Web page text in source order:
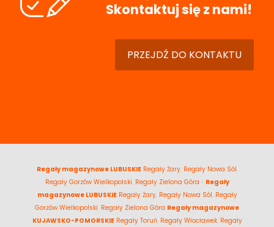
Skontaktuj się z nami!
PRZEJDŹ DO KONTAKTU
Regały magazynowe LUBUSKIE Regały Żary, Regały Nowa Sól
Regały Gorzów Wielkopolski Regały Zielona Góra • Regały
magazynowe LUBUSKIE Regały Żary, Regały Nowa Sól Regały
Gorzów Wielkopolski Regały Zielona Góra Regały magazynowe
KUJAWSKO-POMORSKIE Regały Toruń, Regały Włocławek, Regały